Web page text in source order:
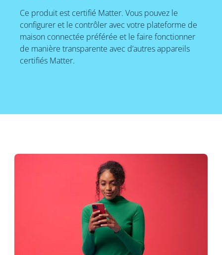
Ce produit est certifié Matter. Vous pouvez le
configurer et le contrôler avec votre plateforme de
maison connectée préférée et le faire fonctionner
de manière transparente avec d’autres appareils
certifiés Matter.